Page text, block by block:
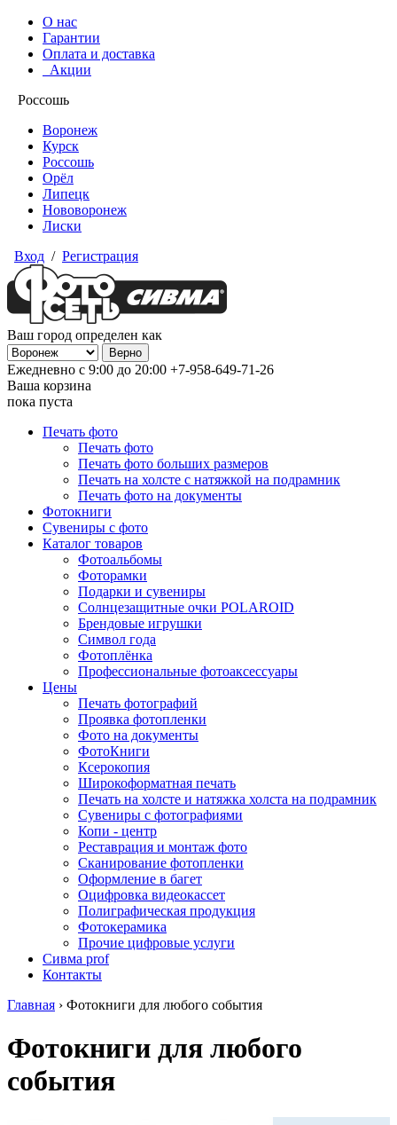
О нас
Гарантии
Оплата и доставка
Акции
Россошь
Воронеж
Курск
Россошь
Орёл
Липецк
Нововоронеж
Лиски
Вход / Регистрация
Ваш город определен как
Ежедневно с 9:00 до 20:00 +7-958-649-71-26
Ваша корзина
пока пуста
Печать фото
Печать фото
Печать фото больших размеров
Печать на холсте с натяжкой на подрамник
Печать фото на документы
Фотокниги
Сувениры с фото
Каталог товаров
Фотоальбомы
Фоторамки
Подарки и сувениры
Солнцезащитные очки POLAROID
Брендовые игрушки
Символ года
Фотоплёнка
Профессиональные фотоаксессуары
Цены
Печать фотографий
Проявка фотопленки
Фото на документы
ФотоКниги
Ксерокопия
Широкоформатная печать
Печать на холсте и натяжка холста на подрамник
Сувениры с фотографиями
Копи - центр
Реставрация и монтаж фото
Сканирование фотопленки
Оформление в багет
Оцифровка видеокассет
Полиграфическая продукция
Фотокерамика
Прочие цифровые услуги
Сивма prof
Контакты
Главная › Фотокниги для любого события
Фотокниги для любого
события